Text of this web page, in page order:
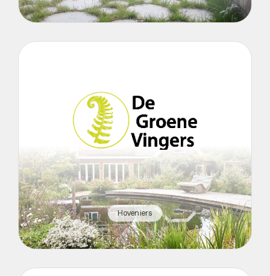
Hoveniers